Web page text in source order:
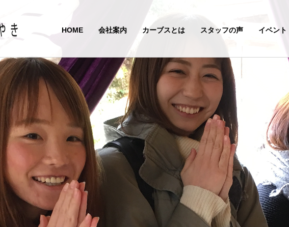
HOME 会社案内 カーブスとは スタッフの声 イベント